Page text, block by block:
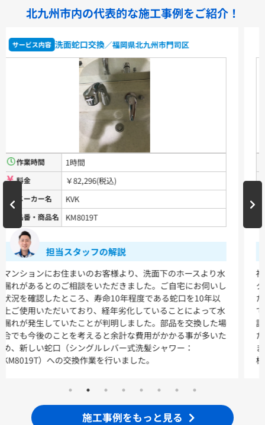
洗面化粧台用水栓金具
TLHG30ES
TLHG31AEFR TLHG31AEFZ TLHG30EGR
TLS05301J TLS05301Z TLG05301J TLG05301Z
TLC32ERZ LF-E345SYCN
洗濯機用水栓金具
TW11RF
TBV03401J1 TBV03401Z1
洗面化粧台
VシリーズLMPB060A1GDC1G+LDPB060BAGEN2
VシリーズLMPB075A1GDC1G+LDPB075BAGEN2
VシリーズLMPB075A3GDC1G+LDPB075BAGEN2
VシリーズLMPB075B1GDC1G+LDPB075BAGEN2
浴室
シンラ サザナ
キッチン
北九州市内の代表的な施工事例をご紹介！
サービス内容 トイレ交換／福岡県北九州市小倉南区
作業時間
￥250,000(税込)
メーカー名
品番・商品名 アラウーノ
担当スタッフの解説
福岡県北九州市小倉南区のお客様より、トイレを流した際に
タンクから出る水の勢いが弱いとのご相談をいただきまし
た。確認したところ、使用年数10年以上の経年劣化が原因
で水量不足の不具合が発生していました。お客様に状況をご
説明し、新しいトイレへの交換をご提案したところご了承い
ただき、Panasonicアラウーノ＋手洗いカウンターに交換し
ました。作業は約4時間で完了し、迅速で丁寧な対応にお客
様も安心されていました。
施工事例をもっと見る